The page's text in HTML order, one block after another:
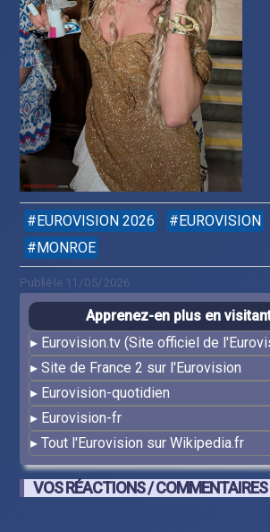
EUROVISION 2026 EUROVISION
MONROE
Publié le 11/05/2026
Apprenez-en plus en
Eurovision.tv (Site officiel de
Site de France 2 sur l'Eurovision
Eurovision-quotidien
Eurovision-fr
Tout l'Eurovision sur Wikipedia.fr
VOS RÉACTIONS / COMMENTAIRES